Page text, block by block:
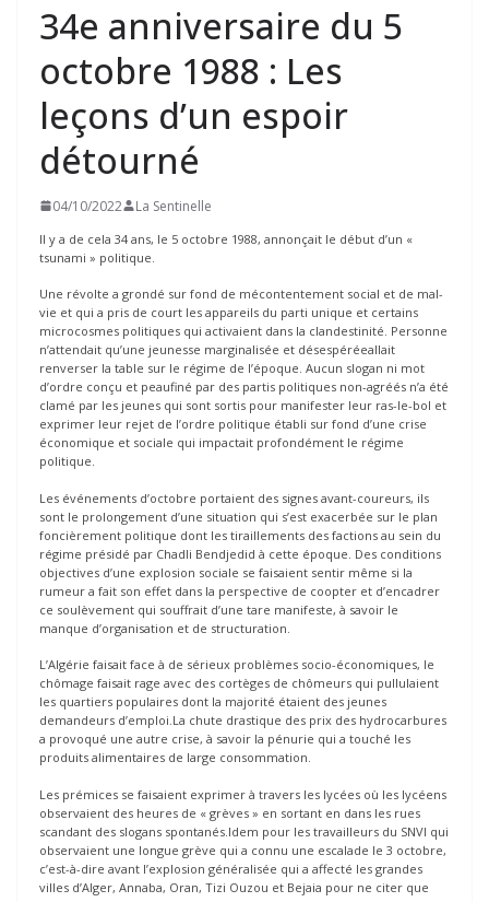
34e anniversaire du 5
octobre 1988 : Les
leçons d’un espoir
détourné
04/10/2022 La Sentinelle
Il y a de cela 34 ans, le 5 octobre 1988, annonçait le début d’un «
tsunami » politique.
Une révolte a grondé sur fond de mécontentement social et de mal-
vie et qui a pris de court les appareils du parti unique et certains
microcosmes politiques qui activaient dans la clandestinité. Personne
n’attendait qu’une jeunesse marginalisée et désespéréeallait
renverser la table sur le régime de l’époque. Aucun slogan ni mot
d’ordre conçu et peaufiné par des partis politiques non-agréés n’a été
clamé par les jeunes qui sont sortis pour manifester leur ras-le-bol et
exprimer leur rejet de l’ordre politique établi sur fond d’une crise
économique et sociale qui impactait profondément le régime
politique.
Les événements d’octobre portaient des signes avant-coureurs, ils
sont le prolongement d’une situation qui s’est exacerbée sur le plan
foncièrement politique dont les tiraillements des factions au sein du
régime présidé par Chadli Bendjedid à cette époque. Des conditions
objectives d’une explosion sociale se faisaient sentir même si la
rumeur a fait son effet dans la perspective de coopter et d’encadrer
ce soulèvement qui souffrait d’une tare manifeste, à savoir le
manque d’organisation et de structuration.
L’Algérie faisait face à de sérieux problèmes socio-économiques, le
chômage faisait rage avec des cortèges de chômeurs qui pullulaient
les quartiers populaires dont la majorité étaient des jeunes
demandeurs d’emploi.La chute drastique des prix des hydrocarbures
a provoqué une autre crise, à savoir la pénurie qui a touché les
produits alimentaires de large consommation.
Les prémices se faisaient exprimer à travers les lycées où les lycéens
observaient des heures de « grèves » en sortant en dans les rues
scandant des slogans spontanés.Idem pour les travailleurs du SNVI qui
observaient une longue grève qui a connu une escalade le 3 octobre,
c’est-à-dire avant l’explosion généralisée qui a affecté les grandes
villes d’Alger, Annaba, Oran, Tizi Ouzou et Bejaia pour ne citer que